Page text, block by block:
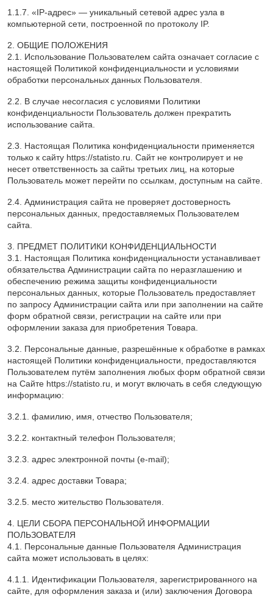
1.1.7. «IP-адрес» — уникальный сетевой адрес узла в
компьютерной сети, построенной по протоколу IP.
2. ОБЩИЕ ПОЛОЖЕНИЯ
2.1. Использование Пользователем сайта означает согласие с
настоящей Политикой конфиденциальности и условиями
обработки персональных данных Пользователя.
2.2. В случае несогласия с условиями Политики
конфиденциальности Пользователь должен прекратить
использование сайта.
2.3. Настоящая Политика конфиденциальности применяется
только к сайту https://statisto.ru. Сайт не контролирует и не
несет ответственность за сайты третьих лиц, на которые
Пользователь может перейти по ссылкам, доступным на сайте.
2.4. Администрация сайта не проверяет достоверность
персональных данных, предоставляемых Пользователем
сайта.
3. ПРЕДМЕТ ПОЛИТИКИ КОНФИДЕНЦИАЛЬНОСТИ
3.1. Настоящая Политика конфиденциальности устанавливает
обязательства Администрации сайта по неразглашению и
обеспечению режима защиты конфиденциальности
персональных данных, которые Пользователь предоставляет
по запросу Администрации сайта или при заполнении на сайте
форм обратной связи, регистрации на сайте или при
оформлении заказа для приобретения Товара.
3.2. Персональные данные, разрешённые к обработке в рамках
настоящей Политики конфиденциальности, предоставляются
Пользователем путём заполнения любых форм обратной связи
на Сайте https://statisto.ru, и могут включать в себя следующую
информацию:
3.2.1. фамилию, имя, отчество Пользователя;
3.2.2. контактный телефон Пользователя;
3.2.3. адрес электронной почты (e-mail);
3.2.4. адрес доставки Товара;
3.2.5. место жительство Пользователя.
4. ЦЕЛИ СБОРА ПЕРСОНАЛЬНОЙ ИНФОРМАЦИИ
ПОЛЬЗОВАТЕЛЯ
4.1. Персональные данные Пользователя Администрация
сайта может использовать в целях:
4.1.1. Идентификации Пользователя, зарегистрированного на
сайте, для оформления заказа и (или) заключения Договора